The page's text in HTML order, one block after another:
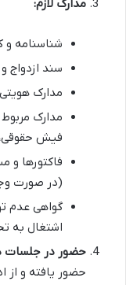
مدارک لازم:
شناسنامه و
سند ازدواج
مدارک
مدارک
فیش
فاکتورها و
(در صورت
گواهی عدم
اشتغال به
حضور در جلسات
حضور یافته و از